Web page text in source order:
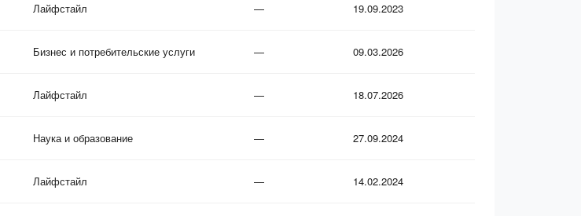
Лайфстайл — 19.09.2023
Бизнес и потребительские услуги — 09.03.2026
Лайфстайл — 18.07.2026
Наука и образование — 27.09.2024
Лайфстайл — 14.02.2024